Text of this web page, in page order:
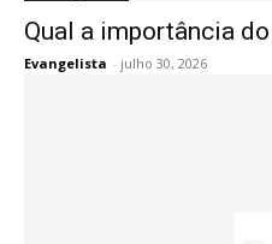
Qual a importância
Evangelista - julho 30, 2026